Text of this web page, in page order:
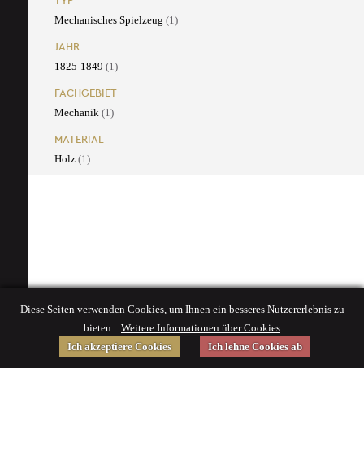
Mechanisches Spielzeug (1)
JAHR
1825-1849 (1)
FACHGEBIET
Mechanik (1)
MATERIAL
Holz (1)
Diese Seiten verwenden Cookies, um Ihnen ein besseres Nutzererlebnis zu
bieten. Weitere Informationen über Cookies
Ich akzeptiere Cookies
Ich lehne Cookies ab